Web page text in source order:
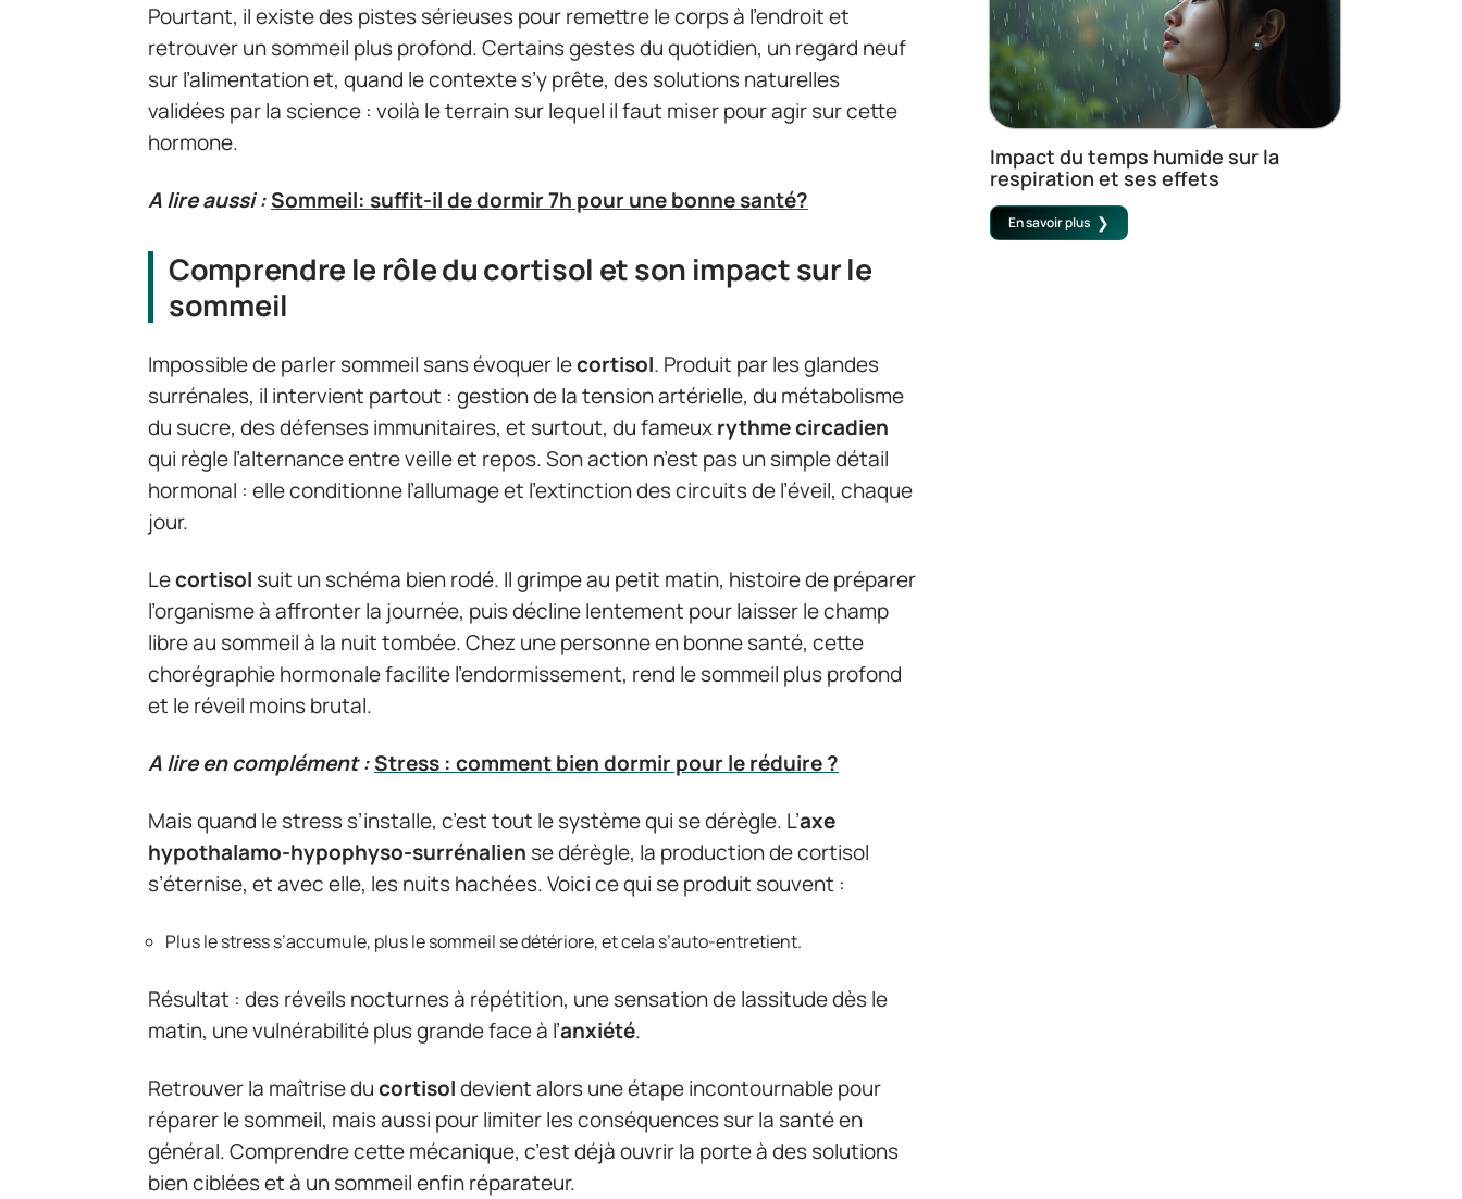
Pourtant, il existe des pistes sérieuses pour remettre le corps à l’endroit et
retrouver un sommeil plus profond. Certains gestes du quotidien, un regard neuf
sur l’alimentation et, quand le contexte s’y prête, des solutions naturelles
validées par la science : voilà le terrain sur lequel il faut miser pour agir sur cette
hormone.
A lire aussi :Sommeil: suffit-il de dormir 7h pour une bonne santé?
Comprendre le rôle du cortisol et son impact sur le
sommeil
Impossible de parler sommeil sans évoquer lecortisol. Produit par les glandes
surrénales, il intervient partout : gestion de la tension artérielle, du métabolisme
du sucre, des défenses immunitaires, et surtout, du fameuxrythme circadien
qui règle l’alternance entre veille et repos. Son action n’est pas un simple détail
hormonal : elle conditionne l’allumage et l’extinction des circuits de l’éveil, chaque
jour.
Lecortisol suit un schéma bien rodé. Il grimpe au petit matin, histoire de préparer
l’organisme à affronter la journée, puis décline lentement pour laisser le champ
libre au sommeil à la nuit tombée. Chez une personne en bonne santé, cette
chorégraphie hormonale facilite l’endormissement, rend le sommeil plus profond
et le réveil moins brutal.
A lire en complément :Stress : comment bien dormir pour le réduire ?
Mais quand le stress s’installe, c’est tout le système qui se dérègle. L’axe
hypothalamo-hypophyso-surrénalien se dérègle, la production de cortisol
s’éternise, et avec elle, les nuits hachées. Voici ce qui se produit souvent :
Plus le stress s’accumule, plus le sommeil se détériore, et cela s’auto-entretient.
Résultat : des réveils nocturnes à répétition, une sensation de lassitude dès le
matin, une vulnérabilité plus grande face à l’anxiété.
Retrouver la maîtrise ducortisoldevient alors une étape incontournable pour
réparer le sommeil, mais aussi pour limiter les conséquences sur la santé en
général. Comprendre cette mécanique, c’est déjà ouvrir la porte à des solutions
bien ciblées et à un sommeil enfin réparateur.
Impact du temps humide sur la
respiration et ses effets
En savoir plus